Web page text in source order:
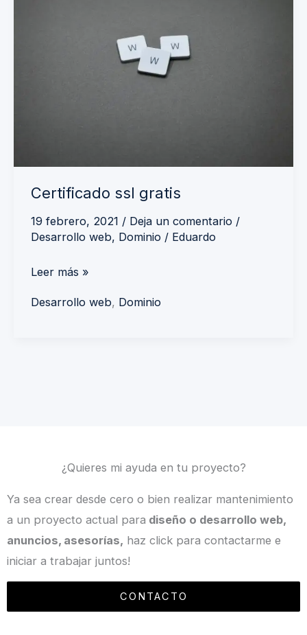
Certificado ssl gratis
19 febrero, 2021 / Deja un comentario /
Desarrollo web, Dominio / Eduardo
Leer más »
Desarrollo web, Dominio
¿Quieres mi ayuda en tu proyecto?
Ya sea crear desde cero o bien realizar mantenimiento
a un proyecto actual para diseño o desarrollo web,
anuncios, asesorías, haz click para contactarme e
iniciar a trabajar juntos!
CONTACTO